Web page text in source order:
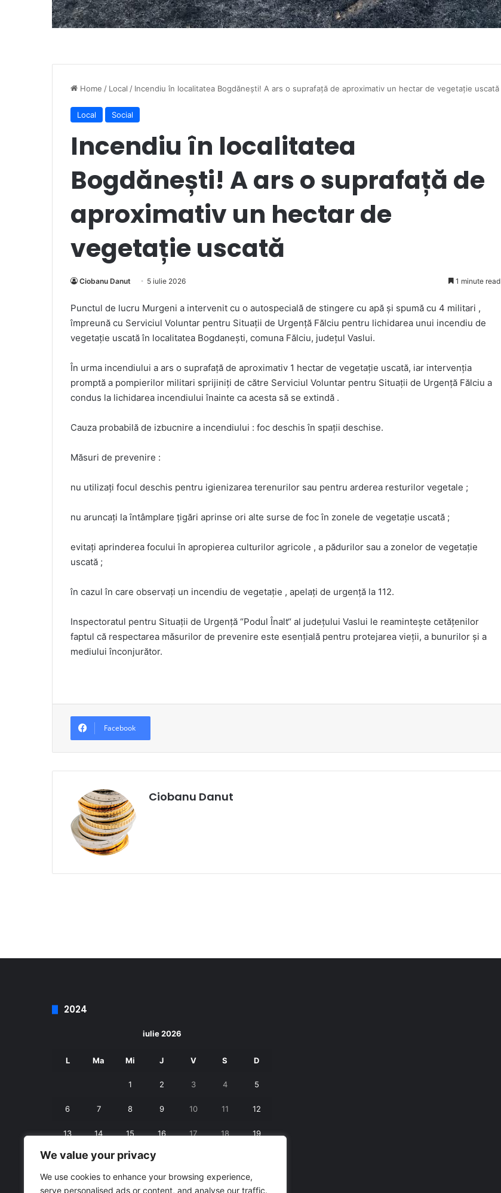
We value your privacy
We use cookies to enhance your browsing experience,
serve personalised ads or content, and analyse our traffic.
Home / Local / Incendiu în localitatea Bogdănești! A ars o suprafață de aproximativ un hectar de vegetație uscată
Local Social
Incendiu în localitatea
Bogdănești! A ars o suprafață de
aproximativ un hectar de
vegetație uscată
Ciobanu Danut 5 iulie 2026 1 minute read
Punctul de lucru Murgeni a intervenit cu o autospecială de stingere cu apă și spumă cu 4 militari ,
împreună cu Serviciul Voluntar pentru Situații de Urgență Fălciu pentru lichidarea unui incendiu de
vegetație uscată în localitatea Bogdanești, comuna Fălciu, județul Vaslui.
În urma incendiului a ars o suprafață de aproximativ 1 hectar de vegetație uscată, iar intervenția
promptă a pompierilor militari sprijiniți de către Serviciul Voluntar pentru Situații de Urgență Fălciu a
condus la lichidarea incendiului înainte ca acesta să se extindă .
Cauza probabilă de izbucnire a incendiului : foc deschis în spații deschise.
Măsuri de prevenire :
nu utilizați focul deschis pentru igienizarea terenurilor sau pentru arderea resturilor vegetale ;
nu aruncați la întâmplare țigări aprinse ori alte surse de foc în zonele de vegetație uscată ;
evitați aprinderea focului în apropierea culturilor agricole , a pădurilor sau a zonelor de vegetație
uscată ;
în cazul în care observați un incendiu de vegetație , apelați de urgență la 112.
Inspectoratul pentru Situații de Urgență “Podul Înalt“ al județului Vaslui le reamintește cetățenilor
faptul că respectarea măsurilor de prevenire este esențială pentru protejarea vieții, a bunurilor și a
mediului înconjurător.
Facebook
Ciobanu Danut
2024
iulie 2026
L Ma Mi J V S D
1 2 3 4 5
6 7 8 9 10 11 12
13 14 15 16 17 18 19
20 21 22
27 28 29 30 31